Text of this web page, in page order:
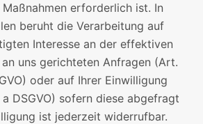
erforderlich ist. In
beruht die Verarbeitung auf
Interesse an der effektiven
uns gerichteten Anfragen (Art.
oder auf Ihrer Einwilligung
DSGVO) sofern diese abgefragt
ist jederzeit widerrufbar.